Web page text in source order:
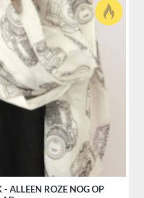
ALLEEN ROZE NOG OP